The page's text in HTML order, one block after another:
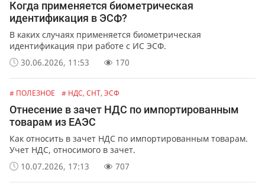
Когда применяется биометрическая
идентификация в ЭСФ?
В каких случаях применяется биометрическая
идентификация при работе с ИС ЭСФ.
30.06.2026, 11:53
170
# ПОЛЕЗНОЕ # НДС, СНТ, ЭСФ
Отнесение в зачет НДС по импортированным
товарам из ЕАЭС
Как относить в зачет НДС по импортированным товарам.
Учет НДС, относимого в зачет.
10.07.2026, 17:13
707